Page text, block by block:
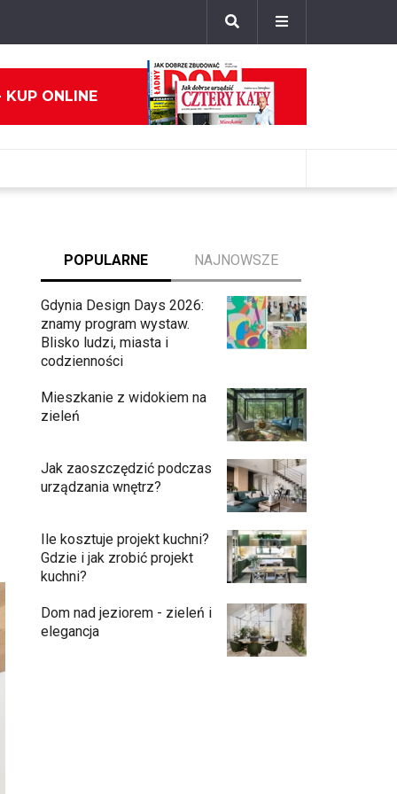
KUP ONLINE
POPULARNE NAJNOWSZE
Gdynia Design Days 2026:
znamy program wystaw.
Blisko ludzi, miasta i
codzienności
Mieszkanie z widokiem na
zieleń
Jak zaoszczędzić podczas
urządzania wnętrz?
Ile kosztuje projekt kuchni?
Gdzie i jak zrobić projekt
kuchni?
Dom nad jeziorem - zieleń i
elegancja